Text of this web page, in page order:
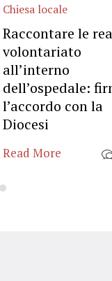
Chiesa locale
Raccontare le
volontariato
all’interno
dell’ospedale:
l’accordo con la
Diocesi
Read More